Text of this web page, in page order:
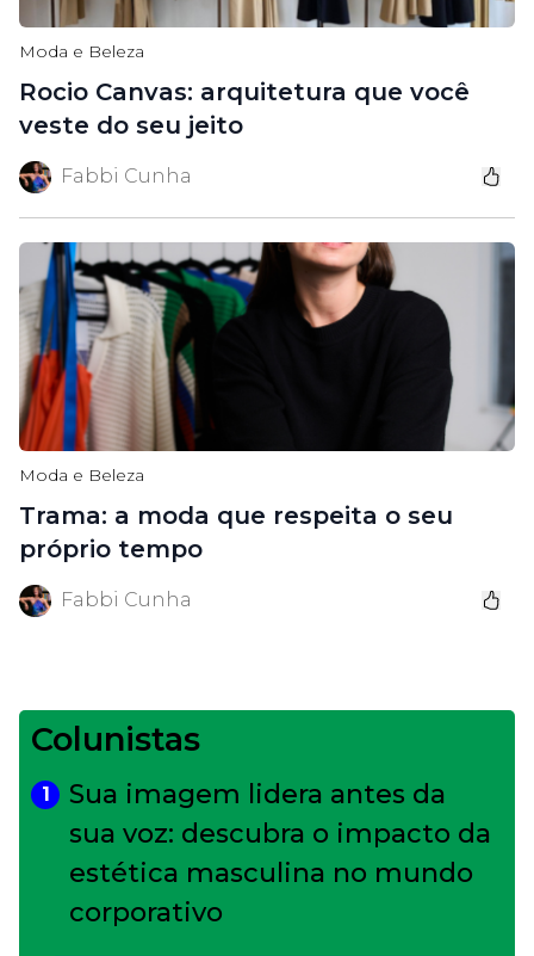
Moda e Beleza
Rocio Canvas: arquitetura que você
veste do seu jeito
Fabbi Cunha
Moda e Beleza
Trama: a moda que respeita o seu
próprio tempo
Fabbi Cunha
Colunistas
1
Sua imagem lidera antes da
sua voz: descubra o impacto da
estética masculina no mundo
corporativo